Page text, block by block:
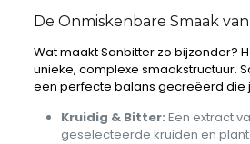
De Onmiskenbare Smaak
Wat maakt Sanbitter zo bijzonder?
unieke, complexe smaakstructuur.
een perfecte balans gecreëerd die
Kruidig & Bitter: Een extract
geselecteerde kruiden en